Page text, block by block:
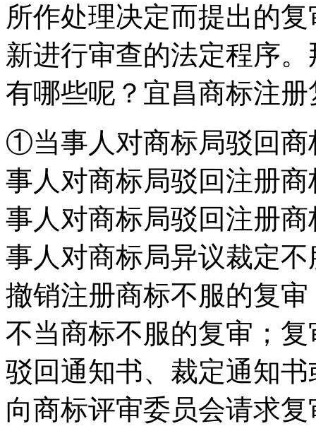
所作处理决定而提出的
新进行审查的法定程序。
有哪些呢？宜昌商标注
①当事人对商标局驳回
事人对商标局驳回注册
事人对商标局驳回注册
事人对商标局异议裁定
撤销注册商标不服的复
不当商标不服的复审；
驳回通知书、裁定通知
向商标评审委员会请求